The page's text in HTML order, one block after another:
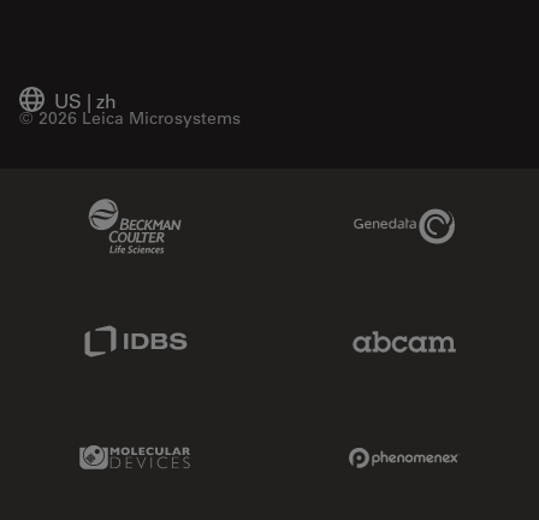
US | zh
© 2026 Leica Microsystems
Genedata Link
Molecular Devices Link